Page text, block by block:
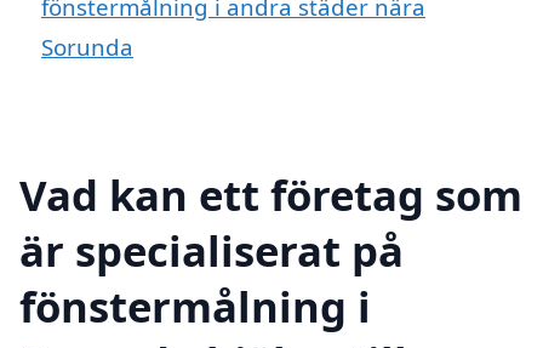
fönstermålning i andra städer nära
Sorunda
Vad kan ett företag som
är specialiserat på
fönstermålning i